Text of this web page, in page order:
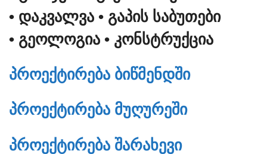
• ᲓᲐᲙᲕᲐᲚᲕᲐ • ᲒᲐᲞᲘᲡ ᲡᲐᲑᲣᲗᲔᲑᲘ
• ᲒᲔᲝᲚᲝᲒᲘᲐ • ᲙᲝᲜᲡᲢᲠᲣᲥᲪᲘᲐ
ᲞᲠᲝᲔᲥᲢᲘᲠᲔᲑᲐ ᲑᲘᲬᲛᲔᲜᲓᲨᲘ
ᲞᲠᲝᲔᲥᲢᲘᲠᲔᲑᲐ ᲛᲣᲦᲣᲠᲔᲨᲘ
ᲞᲠᲝᲔᲥᲢᲘᲠᲔᲑᲐ ᲨᲐᲠᲐᲮᲔᲕᲘ